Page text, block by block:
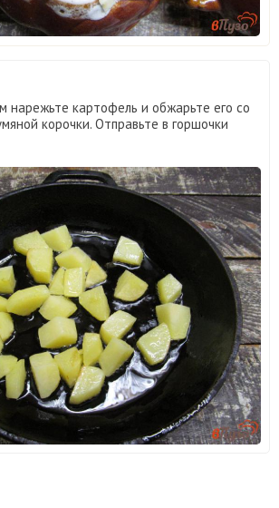
нарежьте картофель и обжарьте его со
корочки. Отправьте в горшочки